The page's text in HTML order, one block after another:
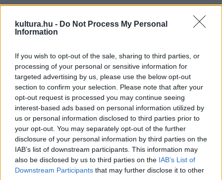
kultura.hu - Do Not Process My Personal
Information
If you wish to opt-out of the sale, sharing to third parties, or
processing of your personal or sensitive information for
targeted advertising by us, please use the below opt-out
section to confirm your selection. Please note that after your
opt-out request is processed you may continue seeing
interest-based ads based on personal information utilized by
us or personal information disclosed to third parties prior to
your opt-out. You may separately opt-out of the further
disclosure of your personal information by third parties on the
IAB’s list of downstream participants. This information may
also be disclosed by us to third parties on the IAB’s List of
Downstream Participants that may further disclose it to other
Főiskolán végzett textil szakon, s bár évekig párhuzamosan
dolgozott mindkét műfajban, az utóbbi években egyre
erőteljesebben fordult a képzőművészet felé. Képein
megmunkált színes hátterek a gazdag faktúrájú szövések
világát idézik.
Március 21-től Dömötör Mihály Memento - Talált tárgyak
című fotókiállítása lesz látható a Somogyi Könyvtárban.
Dömötör Mihály főállású múzeumi fotósként évtizedek óta
műtárgyakat (is) fényképez, ami nyilvánvalóan fogékonnyá
tette a tárgyakból sugárzó történetek érzékelésére. Ezen a
kiállításán természetesen nem múzeumi, hanem éppen
ellenkezőleg, elhagyott, kidobott, ottfelejtett tárgyakat